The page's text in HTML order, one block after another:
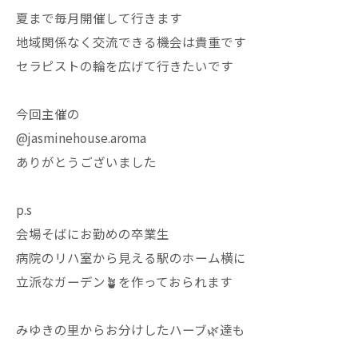
夏まで毎月開催して行きます
地域関係なく交流できる機会は貴重です
セラピストの輪を広げて行きたいです
今回主催の
@jasminehouse.aroma
ありがとうございました
p.s
会場そばにお勤めの卒業生
病院のリハ室から見える駅のホーム横に
立派なガーデン🪴を作っておられます
みゆきの里からお分けしたハーブ🌿達も